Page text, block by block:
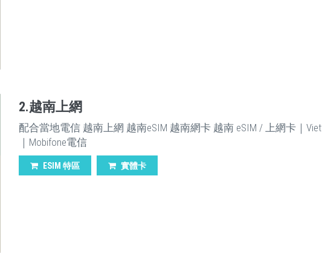
2.越南上網
配合當地電信 越南上網 越南eSIM 越南網卡 越南 eSIM / 上網卡｜
｜Mobifone電信
ESIM 特區 實體卡